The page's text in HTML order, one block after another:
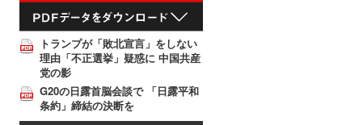
トランプが「敗北宣言」をしない
理由「不正選挙」疑惑に 中国共産
党の影
G20の日露首脳会談で 「日露平和
条約」締結の決断を